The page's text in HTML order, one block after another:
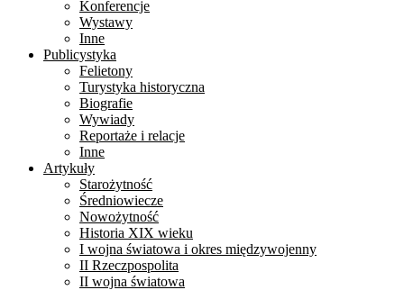
Konferencje
Wystawy
Inne
Publicystyka
Felietony
Turystyka historyczna
Biografie
Wywiady
Reportaże i relacje
Inne
Artykuły
Starożytność
Średniowiecze
Nowożytność
Historia XIX wieku
I wojna światowa i okres międzywojenny
II Rzeczpospolita
II wojna światowa